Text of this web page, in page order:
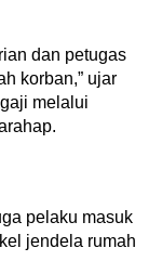
dan petugas
korban,” ujar
melalui
pelaku masuk
jendela rumah